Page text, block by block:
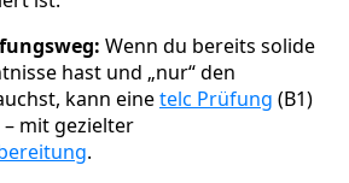
Wenn du bereits solide
hast und „nur“ den
kann einetelc Prüfung (B1)
– mit gezielter
.